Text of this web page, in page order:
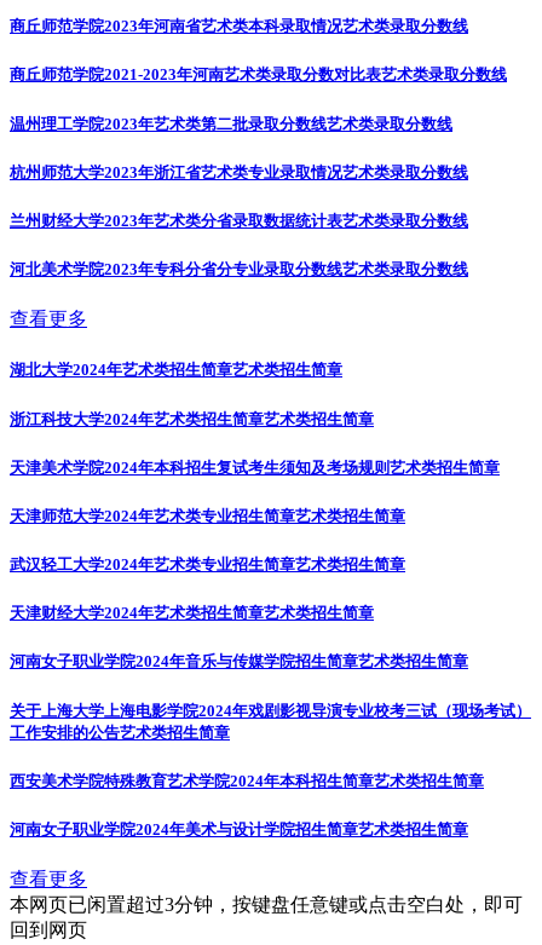
商丘师范学院2023年河南省艺术类本科录取情况艺术类录取分数线
商丘师范学院2021-2023年河南艺术类录取分数对比表艺术类录取分数线
温州理工学院2023年艺术类第二批录取分数线艺术类录取分数线
杭州师范大学2023年浙江省艺术类专业录取情况艺术类录取分数线
兰州财经大学2023年艺术类分省录取数据统计表艺术类录取分数线
河北美术学院2023年专科分省分专业录取分数线艺术类录取分数线
查看更多
湖北大学2024年艺术类招生简章艺术类招生简章
浙江科技大学2024年艺术类招生简章艺术类招生简章
天津美术学院2024年本科招生复试考生须知及考场规则艺术类招生简章
天津师范大学2024年艺术类专业招生简章艺术类招生简章
武汉轻工大学2024年艺术类专业招生简章艺术类招生简章
天津财经大学2024年艺术类招生简章艺术类招生简章
河南女子职业学院2024年音乐与传媒学院招生简章艺术类招生简章
关于上海大学上海电影学院2024年戏剧影视导演专业校考三试（现场考试）
工作安排的公告艺术类招生简章
西安美术学院特殊教育艺术学院2024年本科招生简章艺术类招生简章
河南女子职业学院2024年美术与设计学院招生简章艺术类招生简章
查看更多
本网页已闲置超过3分钟，按键盘任意键或点击空白处，即可
回到网页